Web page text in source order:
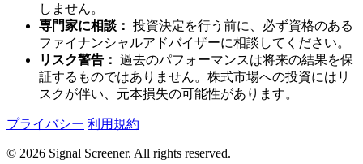
しません。
専門家に相談： 投資決定を行う前に、必ず資格のある
ファイナンシャルアドバイザーに相談してください。
リスク警告： 過去のパフォーマンスは将来の結果を保
証するものではありません。株式市場への投資にはリ
スクが伴い、元本損失の可能性があります。
プライバシー 利用規約
© 2026 Signal Screener. All rights reserved.